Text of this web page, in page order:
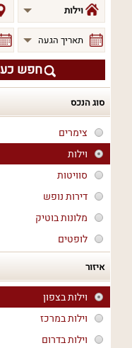
שם
מתחם
וילות
תאריך הגעה
חפש
סוג הנכס
צימרים
וילות
סוויטות
דירות נופש
מלונות בוטיק
לופטים
איזור
וילות בצפון
וילות במרכז
וילות בדרום